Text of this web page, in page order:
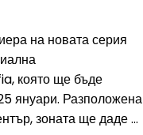
на новата серия
която ще бъде
януари. Разположена
зоната ще даде ...